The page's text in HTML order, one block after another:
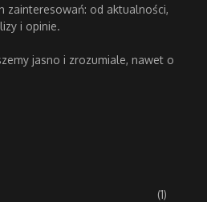
zainteresowań: od aktualności,
i opinie.
jasno i zrozumiale, nawet o
(1)